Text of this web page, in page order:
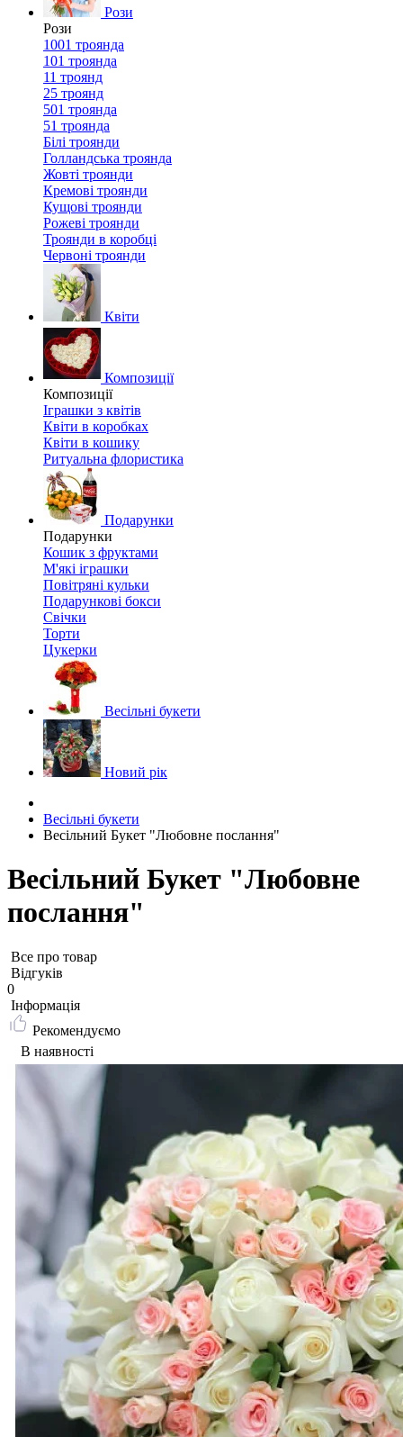
Рози
Рози
1001 троянда
101 троянда
11 троянд
25 троянд
501 троянда
51 троянда
Білі троянди
Голландська троянда
Жовті троянди
Кремові троянди
Кущові троянди
Рожеві троянди
Троянди в коробці
Червоні троянди
Квіти
Композиції
Композиції
Іграшки з квітів
Квіти в коробках
Квіти в кошику
Ритуальна флористика
Подарунки
Подарунки
Кошик з фруктами
М'які іграшки
Повітряні кульки
Подарункові бокси
Свічки
Торти
Цукерки
Весільні букети
Новий рік
Весільні букети
Весільний Букет "Любовне послання"
Весільний Букет "Любовне
послання"
Все про товар
Відгуків
0
Iнформація
Рекомендуємо
В наявності